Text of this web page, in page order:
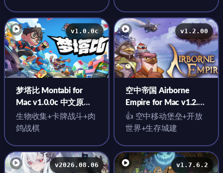
v1.0.0c
梦塔比 Montabi for
Mac v1.0.0c 中文原生
版
生物收集+卡牌战斗+肉
鸽战棋
v1.2.00
空中帝国 Airborne
Empire for Mac v1.2.00
中文原生版
👍 空中移动堡垒+开放
世界+生存城建
v2026.08.06 v1.7.6.2